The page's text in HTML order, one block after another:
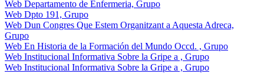
Web Departamento de Enfermeria, Grupo
Web Dpto 191, Grupo
Web Dun Congres Que Estem Organitzant a Aquesta Adreca,
Grupo
Web En Historia de la Formación del Mundo Occd. , Grupo
Web Institucional Informativa Sobre la Gripe a , Grupo
Web Institucional Informativa Sobre la Gripe a , Grupo